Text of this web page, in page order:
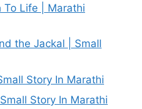
To Life | Marathi
the Jackal | Small
Story In Marathi
Story In Marathi